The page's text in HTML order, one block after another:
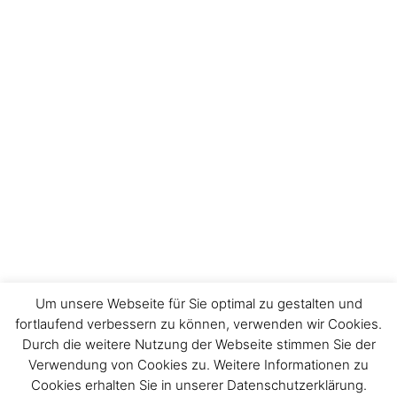
Impressum
Um unsere Webseite für Sie optimal zu gestalten und
fortlaufend verbessern zu können, verwenden wir Cookies.
Durch die weitere Nutzung der Webseite stimmen Sie der
Verwendung von Cookies zu. Weitere Informationen zu
Cookies erhalten Sie in unserer Datenschutzerklärung.